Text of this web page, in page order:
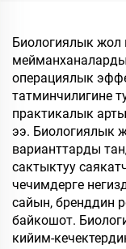
мейманхана
жеке логотип
Биологиялык жол
операциялык
татминчилигине
практикалык
ээ. Биологиялык
варианттарды
сактыктуу
чечимдерге
сайын, бренддин
байкошот.
кийим-